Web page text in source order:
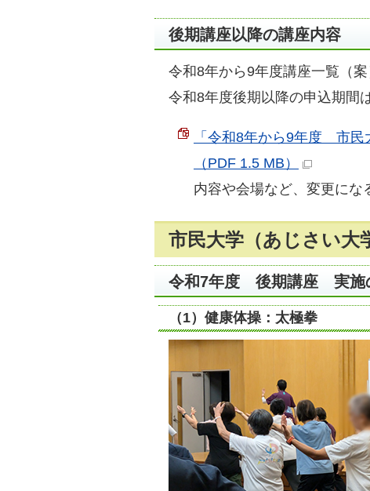
後期講座以降の講座内容
令和8年から9年度講座一覧（案
令和8年度後期以降の申込期間
「令和8年から9年度 市民
（PDF 1.5 MB）
内容や会場など、変更にな
市民大学（あじさい
令和7年度 後期講座 実施
（1）健康体操：太極拳